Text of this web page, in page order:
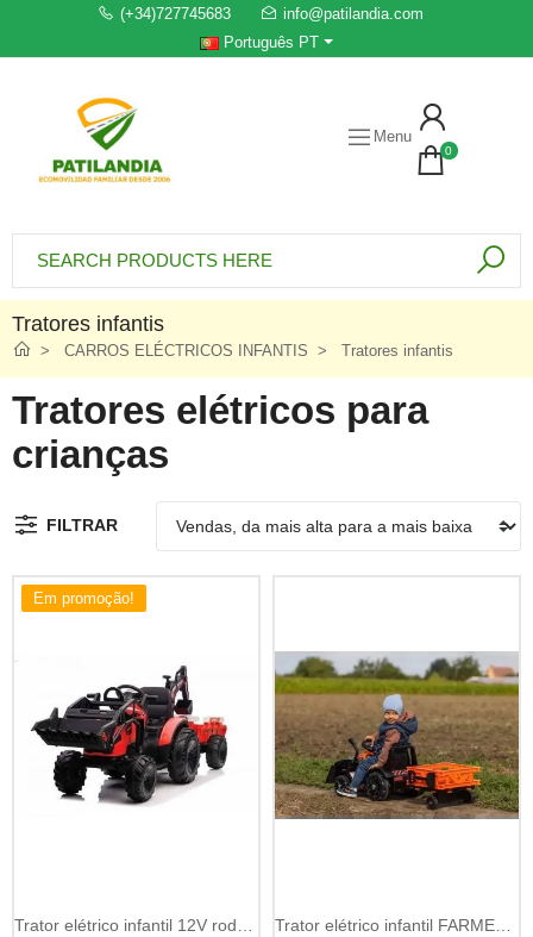
(+34)727745683
info@patilandia.com
Português PT
Menu
0
Tratores infantis
CARROS ELÉCTRICOS INFANTIS Tratores infantis
Tratores elétricos para
crianças
FILTRAR
Em promoção!
Trator elétrico infantil 12V rodas EVA com reboque Trator elétrico infantil FARMER 6V